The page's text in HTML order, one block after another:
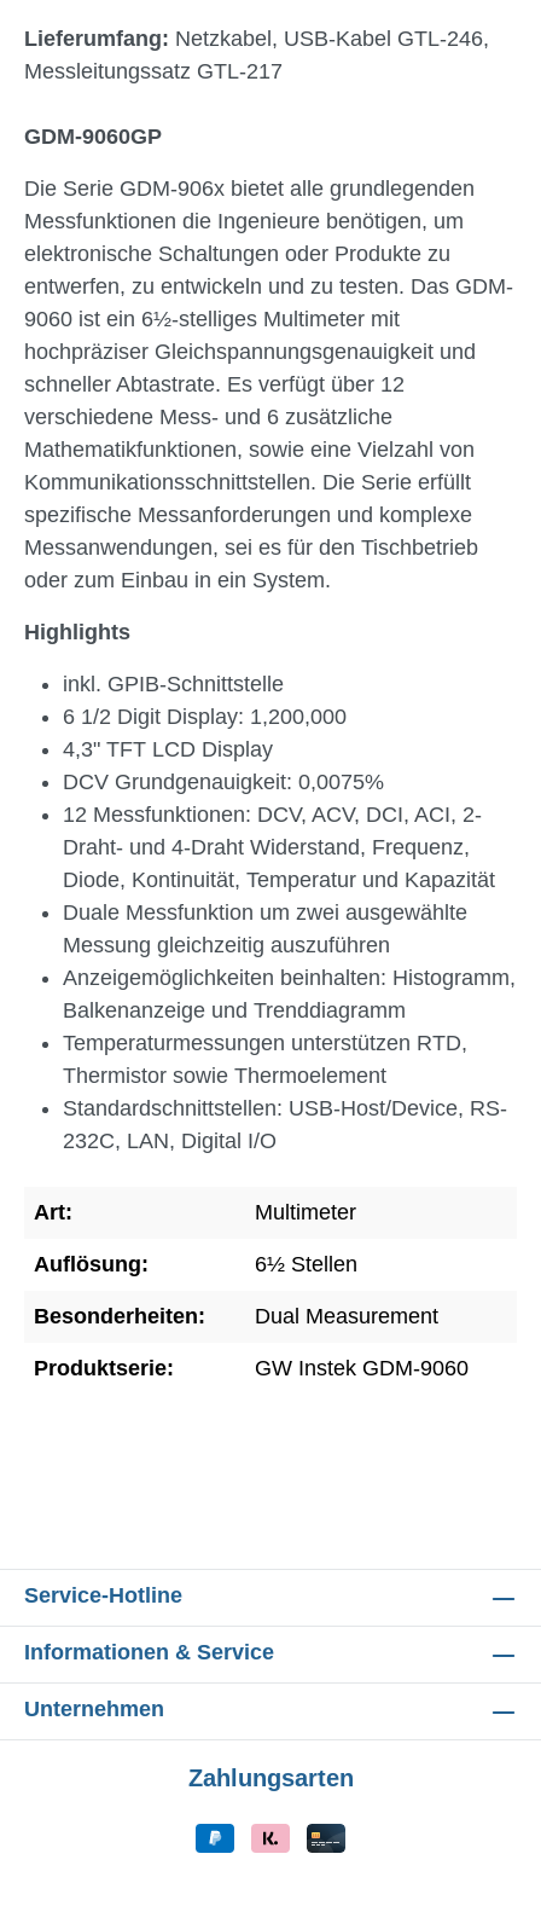
Lieferumfang: Netzkabel, USB-Kabel GTL-246,
Messleitungssatz GTL-217
GDM-9060GP
Die Serie GDM-906x bietet alle grundlegenden
Messfunktionen die Ingenieure benötigen, um
elektronische Schaltungen oder Produkte zu
entwerfen, zu entwickeln und zu testen. Das GDM-
9060 ist ein 6½-stelliges Multimeter mit
hochpräziser Gleichspannungsgenauigkeit und
schneller Abtastrate. Es verfügt über 12
verschiedene Mess- und 6 zusätzliche
Mathematikfunktionen, sowie eine Vielzahl von
Kommunikationsschnittstellen. Die Serie erfüllt
spezifische Messanforderungen und komplexe
Messanwendungen, sei es für den Tischbetrieb
oder zum Einbau in ein System.
Highlights
inkl. GPIB-Schnittstelle
6 1/2 Digit Display: 1,200,000
4,3" TFT LCD Display
DCV Grundgenauigkeit: 0,0075%
12 Messfunktionen: DCV, ACV, DCI, ACI, 2-
Draht- und 4-Draht Widerstand, Frequenz,
Diode, Kontinuität, Temperatur und Kapazität
Duale Messfunktion um zwei ausgewählte
Messung gleichzeitig auszuführen
Anzeigemöglichkeiten beinhalten: Histogramm,
Balkenanzeige und Trenddiagramm
Temperaturmessungen unterstützen RTD,
Thermistor sowie Thermoelement
Standardschnittstellen: USB-Host/Device, RS-
232C, LAN, Digital I/O
Art: Multimeter
Auflösung: 6½ Stellen
Besonderheiten: Dual Measurement
Produktserie: GW Instek GDM-9060
Service-Hotline
Informationen & Service
Unternehmen
Zahlungsarten